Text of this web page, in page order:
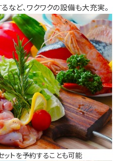
など、ワクワクの設備も大充実。
トを予約することも可能